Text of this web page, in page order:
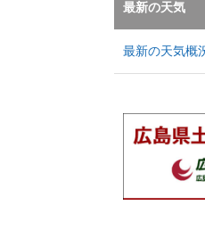
最新の天気
最新の天気概